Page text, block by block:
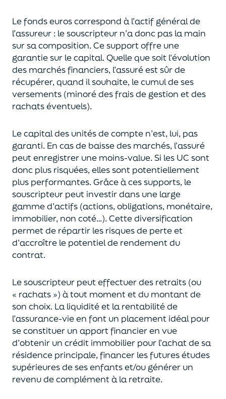
Le fonds euros correspond à l’actif général de
l’assureur : le souscripteur n’a donc pas la main
sur sa composition. Ce support offre une
garantie sur le capital. Quelle que soit l’évolution
des marchés financiers, l’assuré est sûr de
récupérer, quand il souhaite, le cumul de ses
versements (minoré des frais de gestion et des
rachats éventuels).
Le capital des unités de compte n’est, lui, pas
garanti. En casde baisse des marchés, l’assuré
peut enregistrer une moins-value. Si les UC sont
donc plus risquées, elles sont potentiellement
plus performantes. Grâce à ces supports, le
souscripteur peut investir dans une large
gamme d’actifs (actions, obligations, monétaire,
immobilier, non coté…). Cette diversification
permet de répartir les risques de perte et
d’accroître le potentielde rendement du
contrat.
Le souscripteur peut effectuer des retraits (ou
« rachats ») à tout moment et du montant de
son choix. Laliquiditéet la rentabilité de
l’assurance-vie en font un placement idéal pour
se constituer un apport financier en vue
d’obtenir un crédit immobilier pour l’achat desa
résidence principale, financer les futures études
supérieures de ses enfantset/ou générer un
revenu de complément à la retraite.